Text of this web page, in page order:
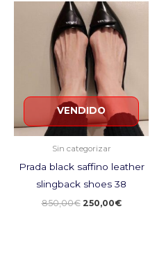
VENDIDO
Sin categorizar
Prada black saffino leather
slingback shoes 38
850,00€
precio
original
era:
850,00€.
250,00€
actual
es:
250,00€.